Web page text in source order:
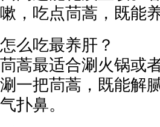
嗽，吃点茼蒿，既能
怎么吃最养肝？
茼蒿最适合涮火锅或
涮一把茼蒿，既能解
气扑鼻。